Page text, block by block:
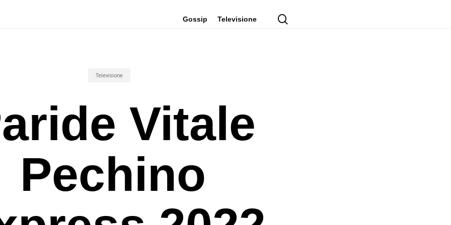
Gossip Televisione
Televisione
Vitale
Pechino